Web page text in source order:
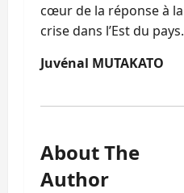
cœur de la réponse à la
crise dans l’Est du pays.
Juvénal MUTAKATO
About The
Author